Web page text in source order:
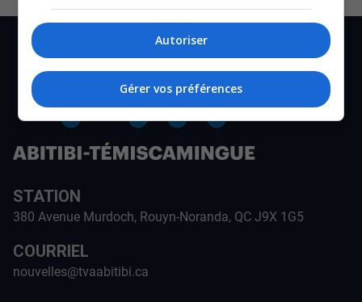
STATION
380 Avenue Murdoch, Rouyn-Noranda, QC J9X 1G5
COURRIEL
nouvelles@tvaabitibi.ca
Autoriser
Gérer vos préférences